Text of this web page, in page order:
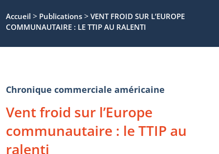
Accueil > Publications > VENT FROID SUR L’EUROPE
COMMUNAUTAIRE : LE TTIP AU RALENTI
Chronique commerciale américaine
Vent froid sur l’Europe
communautaire : le TTIP au
ralenti